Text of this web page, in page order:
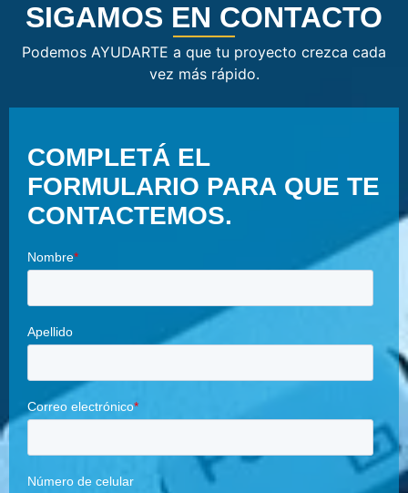
SIGAMOS EN CONTACTO
Podemos AYUDARTE a que tu proyecto crezca cada
vez más rápido.